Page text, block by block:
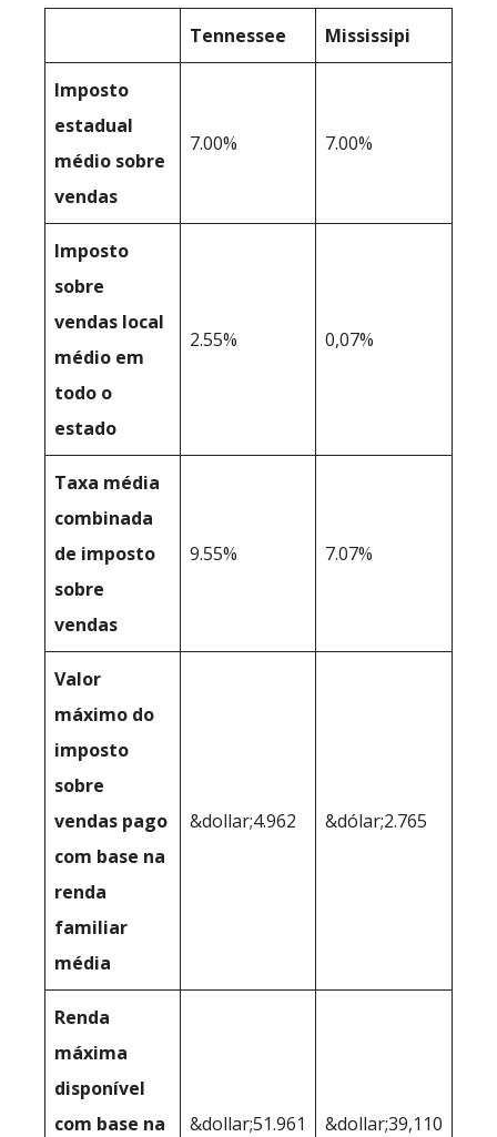
Tennessee Mississipi
Imposto
estadual
médio sobre
vendas
7.00% 7.00%
Imposto
sobre
vendas local
médio em
todo o
estado
2.55% 0,07%
Taxa média
combinada
de imposto
sobre
vendas
9.55% 7.07%
Valor
máximo do
imposto
sobre
vendas pago
com base na
renda
familiar
média
&dollar;4.962 &dólar;2.765
Renda
máxima
disponível
com base na
&dollar;51.961 &dollar;39,110